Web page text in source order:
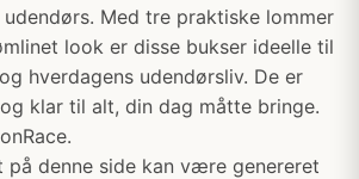
Med tre praktiske lommer
look er disse bukser ideelle til
hverdagens udendørsliv. De er
klar til alt, din dag måtte bringe.
på denne side kan være genereret